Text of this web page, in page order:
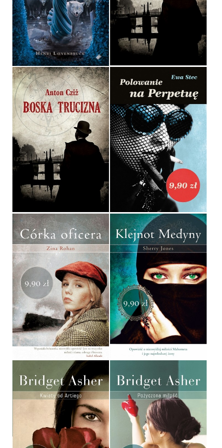
HENRI LOEVENBRUCK
OPRAWA MIĘKKA
32,90 ZŁ
ANTON CZIŻ
OPRAWA MIĘKKA
32,90 ZŁ
BOSKA TRUCIZNA
ANTON CZIŻ
OPRAWA MIĘKKA
36,90 ZŁ
POLOWANIE NA
PERPETUĘ
EWA STEC
POCKET
9,90 ZŁ
CÓRKA OFICERA
ZINA ROHAN
POCKET
9,90 ZŁ
KLEJNOT MEDYNY
SHERRY JONES
POCKET
9,90 ZŁ
KWIATY OD ARTIEGO
BRIDGET ASHER
POŻYCZONA MIŁOŚĆ
BRIDGET ASHER